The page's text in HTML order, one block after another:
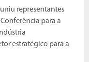
representantes
para a
estratégico para a